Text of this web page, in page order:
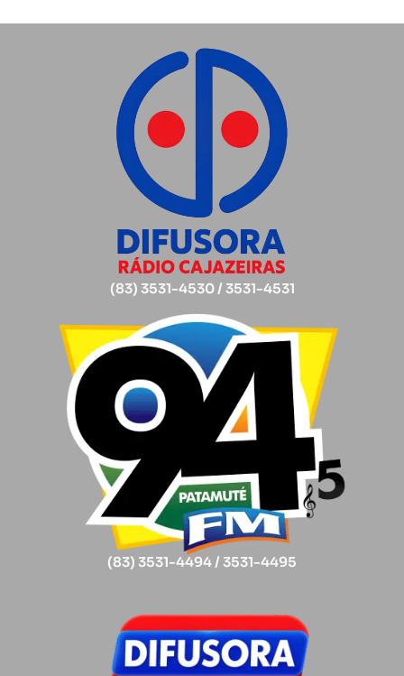
(83) 3531-4530 / 3531-4531
(83) 3531-4494 / 3531-4495